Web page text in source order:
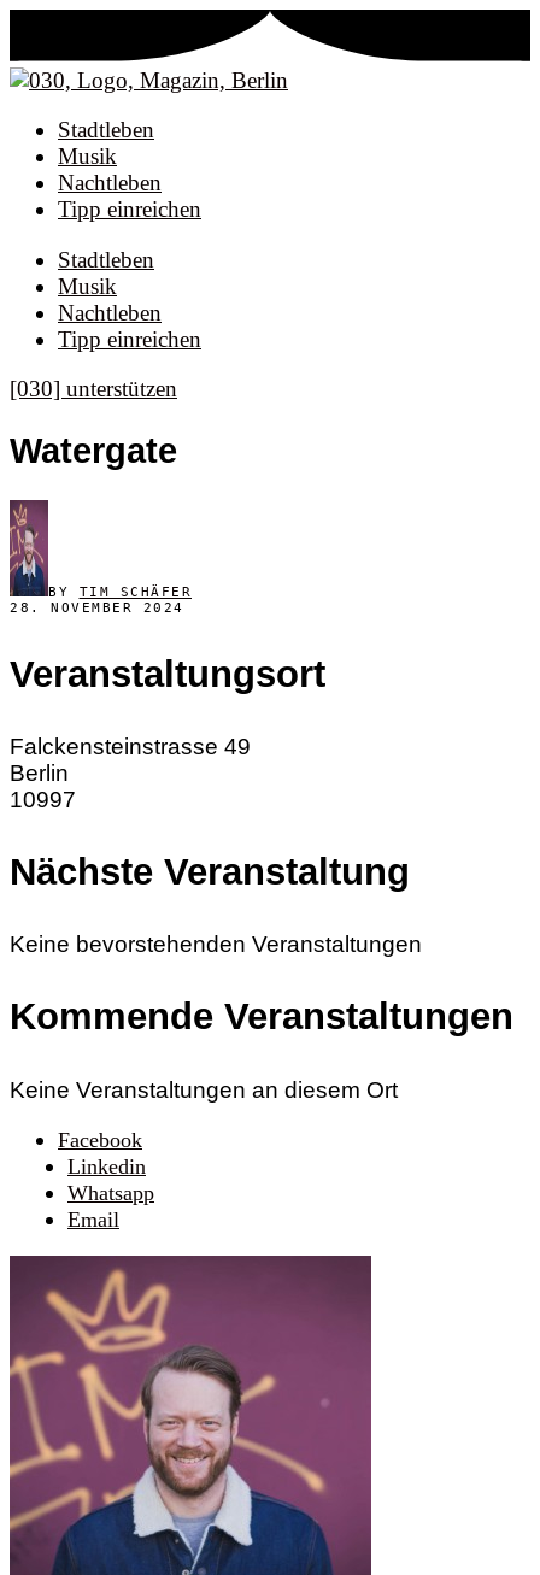
Stadtleben
Musik
Nachtleben
Tipp einreichen
Stadtleben
Musik
Nachtleben
Tipp einreichen
[030] unterstützen
Watergate
BY TIM SCHÄFER
28. NOVEMBER 2024
Veranstaltungsort
Falckensteinstrasse 49
Berlin
10997
Nächste Veranstaltung
Keine bevorstehenden Veranstaltungen
Kommende Veranstaltungen
Keine Veranstaltungen an diesem Ort
Facebook
Linkedin
Whatsapp
Email